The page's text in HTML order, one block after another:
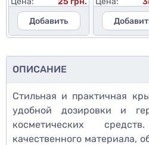
Добавить
ОПИСАНИЕ
Стильная и практичная
удобной дозировки и
косметических
качественного материала,